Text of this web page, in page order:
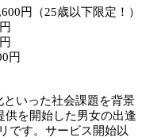
25歳以下限定！）
円
といった社会課題を背景
供を開始した男女の出逢
です。サービス開始以